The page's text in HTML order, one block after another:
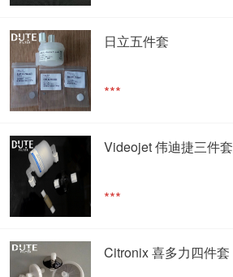
日立五件套
***
Videojet 伟迪捷三件套
***
Citronix 喜多力四件套